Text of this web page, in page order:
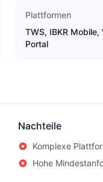
Plattformen
TWS, IBKR Mobile,
Portal
Nachteile
Komplexe
Hohe